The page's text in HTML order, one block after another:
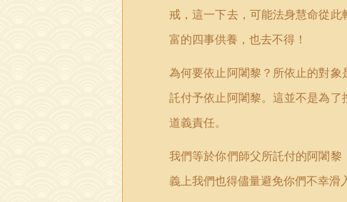
戒，這一下去，可能法身慧命從
富的四事供養，也去不得！
為何要依止阿闍黎？所依止的對
託付予依止阿闍黎。這並不是為
道義責任。
我們等於你們師父所託付的阿闍
義上我們也得儘量避免你們不幸滑